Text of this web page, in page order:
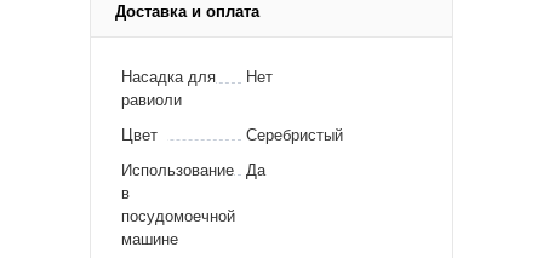
Доставка и оплата
Насадка для
равиоли
Нет
Цвет
Серебристый
Использование
в
посудомоечной
машине
Да